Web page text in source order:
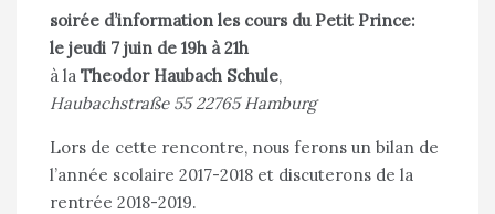
soirée d’information les cours du Petit Prince:
le jeudi 7 juin de 19h à 21h
à la Theodor Haubach Schule,
Haubachstraße 55 22765 Hamburg
Lors de cette rencontre, nous ferons un bilan de
l’année scolaire 2017-2018 et discuterons de la
rentrée 2018-2019.